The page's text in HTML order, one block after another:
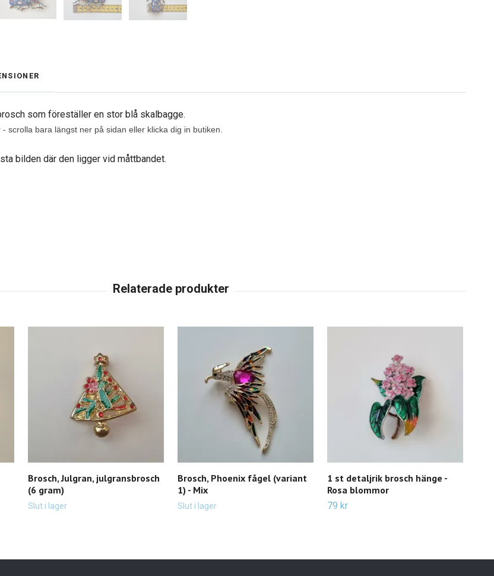
som föreställer en stor blå skalbagge.
scrolla bara längst ner på sidan eller klicka dig in butiken.
bilden där den ligger vid måttbandet.
Brosch, Julgran, julgransbrosch
(6 gram)
Slut i lager
Brosch, Phoenix fågel (variant
1) - Mix
Slut i lager
1 st detaljrik brosch hänge -
Rosa blommor
79 kr